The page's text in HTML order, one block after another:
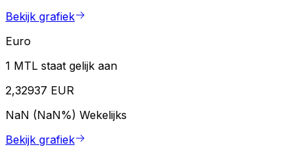
Bekijk grafiek
Euro
1 MTL staat gelijk aan
2,32937 EUR
NaN (NaN%) Wekelijks
Bekijk grafiek